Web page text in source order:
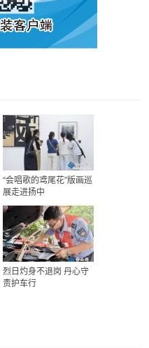
“会唱歌的鸢尾花”版画巡
展走进扬中
烈日灼身不退岗 丹心守
责护车行